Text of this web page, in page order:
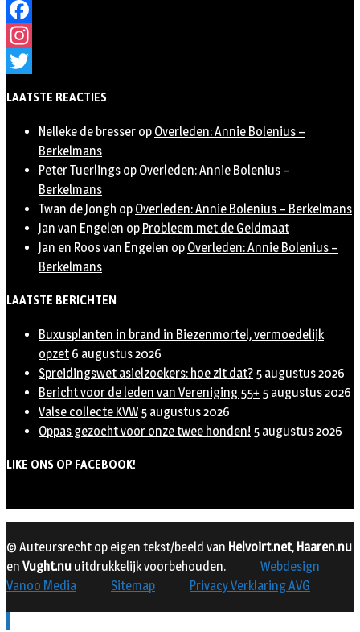
Facebook
Instagram
LAATSTE REACTIES
Nelleke de bresser op Overleden: Annie Bolenius –
Berkelmans
Peter Tuerlings op Overleden: Annie Bolenius –
Berkelmans
Twan de Jongh op Overleden: Annie Bolenius – Berkelmans
Jan van Engelen op Probleem met de Geldmaat
Jan en Roos van Engelen op Overleden: Annie Bolenius –
Berkelmans
LAATSTE BERICHTEN
Buxusplanten in brand in Biezenmortel, vermoedelijk
opzet 6 augustus 2026
Spreidingswet asielzoekers: hoe zit dat? 5 augustus 2026
Bericht voor de leden van Vereniging 55+ 5 augustus 2026
Valse collecte KVW 5 augustus 2026
Oppas gezocht voor onze twee honden! 5 augustus 2026
LIKE ONS OP FACEBOOK!
© Auteursrecht op eigen tekst/beeld van Helvoirt.net, Haaren.nu
en Vught.nu uitdrukkelijk voorbehouden.
Webdesign
Vanoo Media
Sitemap Privacy Verklaring AVG